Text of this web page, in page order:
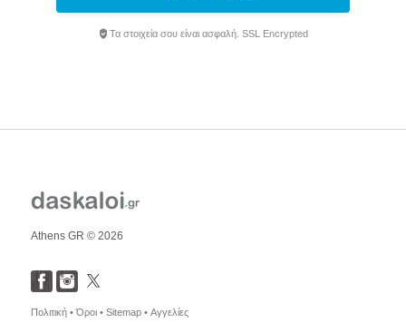
Τα στοιχεία σου είναι ασφαλή. SSL Encrypted
Athens GR © 2026
Πολιτική •Όροι • Sitemap • Αγγελίες